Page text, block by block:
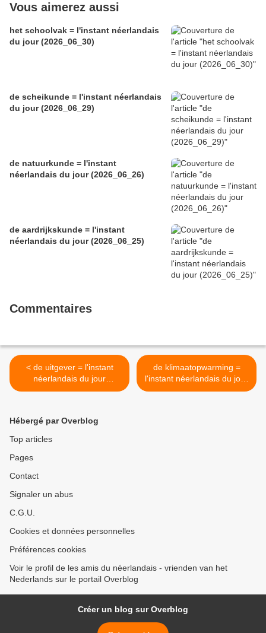
Vous aimerez aussi
het schoolvak = l'instant néerlandais
du jour (2026_06_30)
de scheikunde = l'instant néerlandais
du jour (2026_06_29)
de natuurkunde = l'instant
néerlandais du jour (2026_06_26)
de aardrijkskunde = l'instant
néerlandais du jour (2026_06_25)
Commentaires
< de uitgever = l'instant
néerlandais du jour
(2024_10_17)
de klimaatopwarming =
l'instant néerlandais du jour
(2024_10_21) >
Hébergé par Overblog
Top articles
Pages
Contact
Signaler un abus
C.G.U.
Cookies et données personnelles
Préférences cookies
Voir le profil de les amis du néerlandais - vrienden van het
Nederlands sur le portail Overblog
Créer un blog sur Overblog